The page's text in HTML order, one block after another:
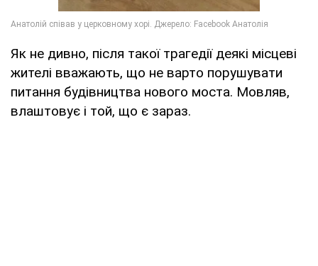
Як не дивно, після такої трагедії деякі місцеві
жителі вважають, що не варто порушувати
питання будівництва нового моста. Мовляв,
влаштовує і той, що є зараз.